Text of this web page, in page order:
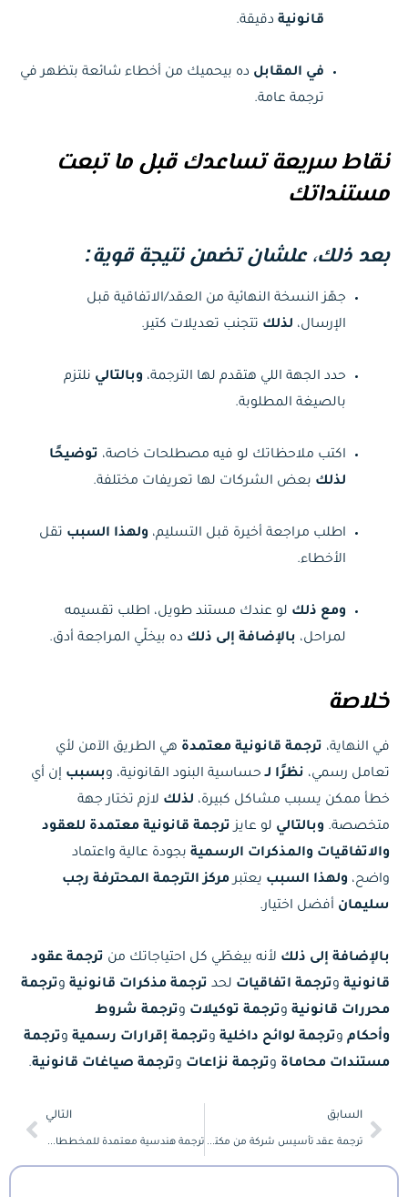
قانونية دقيقة.
في المقابل ده بيحميك من أخطاء شائعة بتظهر في
ترجمة عامة.
نقاط سريعة تساعدك قبل ما تبعت
مستنداتك
بعد ذلك،علشان تضمن نتيجة قوية:
جهّز النسخة النهائية من العقد/الاتفاقية قبل
الإرسال، لذلك تتجنب تعديلات كتير.
حدد الجهة اللي هتقدم لها الترجمة، وبالتالي نلتزم
بالصيغة المطلوبة.
اكتب ملاحظاتك لو فيه مصطلحات خاصة، توضيحًا
لذلك بعض الشركات لها تعريفات مختلفة.
اطلب مراجعة أخيرة قبل التسليم، ولهذا السبب تقل
الأخطاء.
ومع ذلك لو عندك مستند طويل، اطلب تقسيمه
لمراحل، بالإضافة إلى ذلك ده بيخلّي المراجعة أدق.
خلاصة
في النهاية، ترجمة قانونية معتمدة هي الطريق الآمن لأي
تعامل رسمي، نظرًا لـحساسية البنود القانونية، وبسبب إن أي
خطأ ممكن يسبب مشاكل كبيرة، لذلك لازم تختار جهة
متخصصة. وبالتالي لو عايز ترجمة قانونية معتمدة للعقود
والاتفاقيات والمذكرات الرسمية بجودة عالية واعتماد
واضح، ولهذا السبب يعتبرمركز الترجمة المحترفة رجب
سليمان أفضل اختيار.
بالإضافة إلى ذلك لأنه بيغطّي كل احتياجاتك من ترجمة عقود
قانونية وترجمة اتفاقيات لحد ترجمة مذكرات قانونية وترجمة
محررات قانونية وترجمة توكيلات وترجمة شروط
وأحكام وترجمة لوائح داخلية وترجمة إقرارات رسمية وترجمة
مستندات محاماة وترجمة نزاعات وترجمة صياغات قانونية.
Prev
السابق
ترجمة عقد تأسيس شركة من مكتب ترجمة معتمد للشؤون التجارية
التالي
ترجمة هندسية معتمدة للمخططات والمواصفات والتقارير الفنية